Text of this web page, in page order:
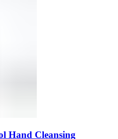
Hand Cleansing